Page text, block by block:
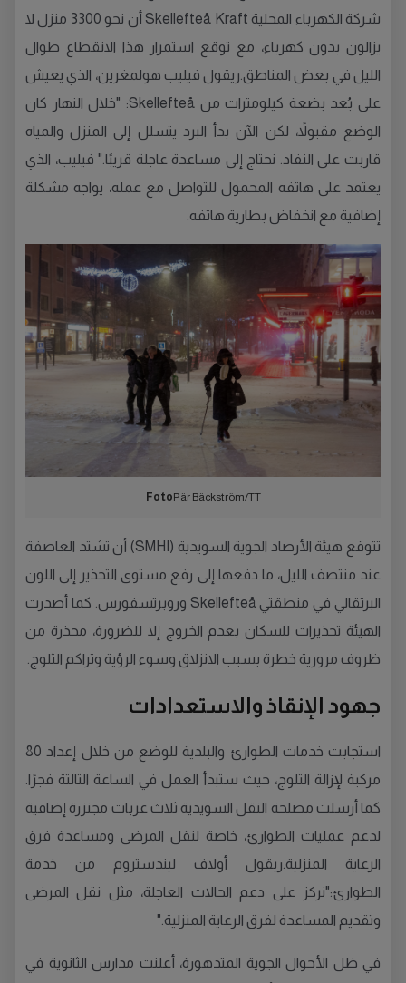
شركة الكهرباء المحلية Skellefteå Kraft أن نحو 3300 منزل لا
يزالون بدون كهرباء، مع توقع استمرار هذا الانقطاع طوال
الليل في بعض المناطق.ريقول فيليب هولمغرين، الذي يعيش
على بُعد بضعة كيلومترات من Skellefteå: "خلال النهار كان
الوضع مقبولاً، لكن الآن بدأ البرد يتسلل إلى المنزل والمياه
قاربت على النفاد. نحتاج إلى مساعدة عاجلة قريبًا." فيليب، الذي
يعتمد على هاتفه المحمول للتواصل مع عمله، يواجه مشكلة
إضافية مع انخفاض بطارية هاتفه.
FotoPär Bäckström/TT
تتوقع هيئة الأرصاد الجوية السويدية (SMHI) أن تشتد العاصفة
عند منتصف الليل، ما دفعها إلى رفع مستوى التحذير إلى اللون
البرتقالي في منطقتي Skellefteå وروبرتسفورس. كما أصدرت
الهيئة تحذيرات للسكان بعدم الخروج إلا للضرورة، محذرة من
ظروف مرورية خطرة بسبب الانزلاق وسوء الرؤية وتراكم الثلوج.
جهود الإنقاذ والاستعدادات
استجابت خدمات الطوارئ والبلدية للوضع من خلال إعداد 80
مركبة لإزالة الثلوج، حيث ستبدأ العمل في الساعة الثالثة فجرًا.
كما أرسلت مصلحة النقل السويدية ثلاث عربات مجنزرة إضافية
لدعم عمليات الطوارئ، خاصة لنقل المرضى ومساعدة فرق
الرعاية المنزلية.ريقول أولاف ليندستروم من خدمة
الطوارئ:"نركز على دعم الحالات العاجلة، مثل نقل المرضى
وتقديم المساعدة لفرق الرعاية المنزلية."
في ظل الأحوال الجوية المتدهورة، أعلنت مدارس الثانوية في